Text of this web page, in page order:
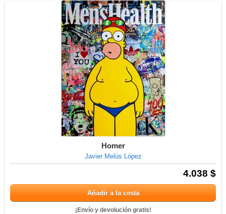
Homer
Javier Melús López
4.038 $
Añadir a la cesta
¡Envío y devolución gratis!